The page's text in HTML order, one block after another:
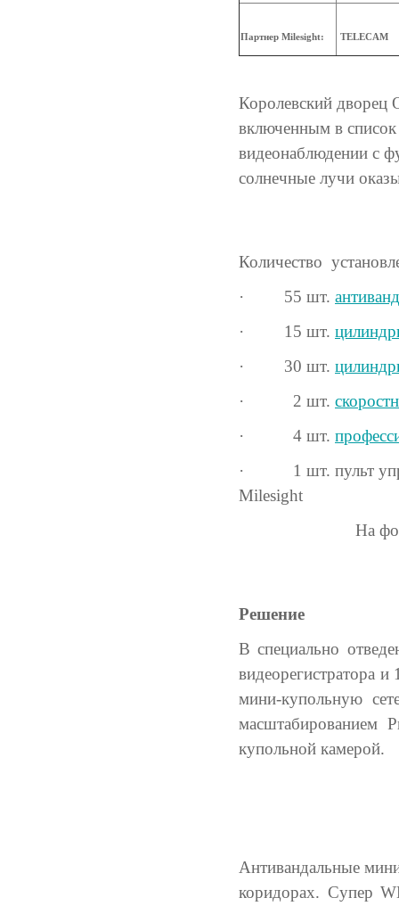
Партнер Milesight: TELECAM
Королевский дворец
включенным в
видеонаблюдении с
солнечные лучи
Количество
· 55 шт.
· 15 шт.
· 30 шт.
· 2 шт.
· 4 шт.
· 1 шт. пульт
Milesight
На
Решение
В специально
видеорегистратора
мини-купольную
масштабированием
купольной камерой.
Антивандальные
коридорах. Супер